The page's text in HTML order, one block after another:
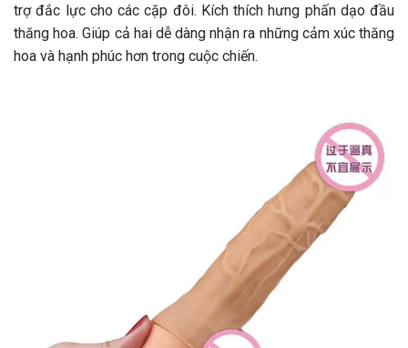
trợ đắc lực cho các cặp đôi. Kích thích hưng phấn dạo đầu
thăng hoa. Giúp cả hai dễ dàng nhận ra những cảm xúc thăng
hoa và hạnh phúc hơn trong cuộc chiến.